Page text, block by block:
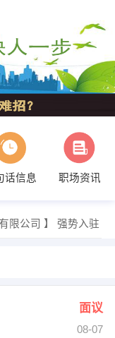
话信息
职场资讯
限公司 】 强势入驻
息
面议
08-07